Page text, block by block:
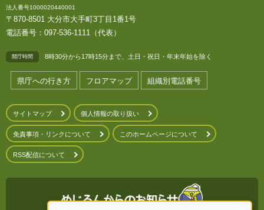
法人番号1000020440001
〒870-8501 大分市大手町3丁目1番1号
電話番号：097-536-1111（代表）
開庁時間 8時30分から17時15分まで、土日・祝日・年末年始を除く
県庁への行き方 フロアマップ 組織別電話番号
サイトマップ 個人情報の取り扱い
免責事項・リンクについて このホームページについて
RSS配信について